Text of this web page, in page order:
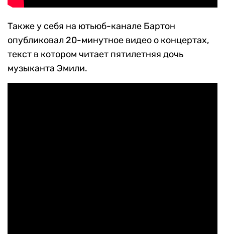
Также у себя на ютьюб-канале Бартон
опубликовал 20-минутное видео о концертах,
текст в котором читает пятилетняя дочь
музыканта Эмили.